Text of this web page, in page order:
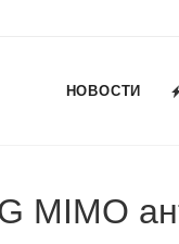
НОВОСТИ
MIMO